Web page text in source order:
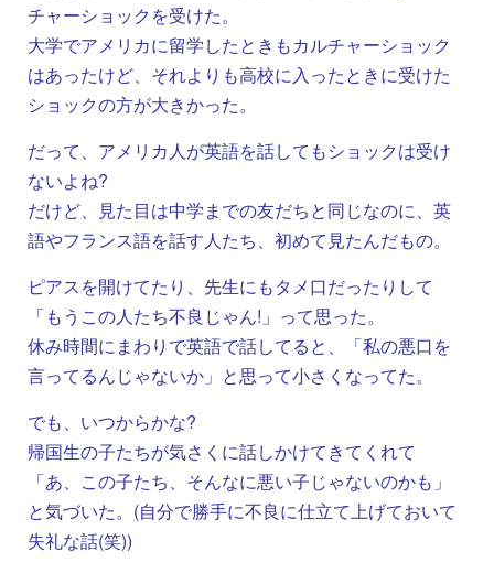
チャーショックを受けた。
大学でアメリカに留学したときもカルチャーショック
はあったけど、それよりも高校に入ったときに受けた
ショックの方が大きかった。
だって、アメリカ人が英語を話してもショックは受け
ないよね?
だけど、見た目は中学までの友だちと同じなのに、英
語やフランス語を話す人たち、初めて見たんだもの。
ピアスを開けてたり、先生にもタメ口だったりして
「もうこの人たち不良じゃん!」って思った。
休み時間にまわりで英語で話してると、「私の悪口を
言ってるんじゃないか」と思って小さくなってた。
でも、いつからかな?
帰国生の子たちが気さくに話しかけてきてくれて
「あ、この子たち、そんなに悪い子じゃないのかも」
と気づいた。(自分で勝手に不良に仕立て上げておいて
失礼な話(笑))